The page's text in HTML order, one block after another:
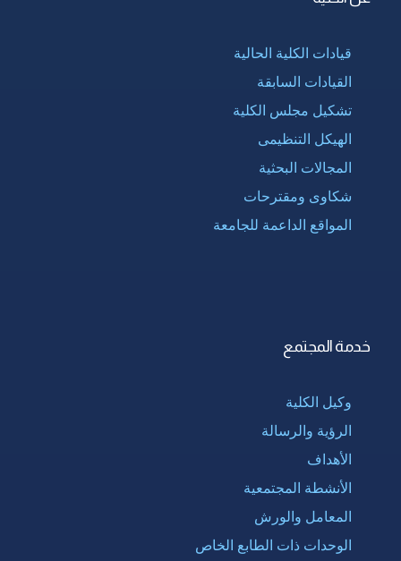
قيادات الكلية الحالية
القيادات السابقة
تشكيل مجلس الكلية
الهيكل التنظيمى
المجالات البحثية
شكاوى ومقترحات
المواقع الداعمة للجامعة
خدمة المجتمع
وكيل الكلية
الرؤية والرسالة
الأهداف
الأنشطة المجتمعية
المعامل والورش
الوحدات ذات الطابع الخاص